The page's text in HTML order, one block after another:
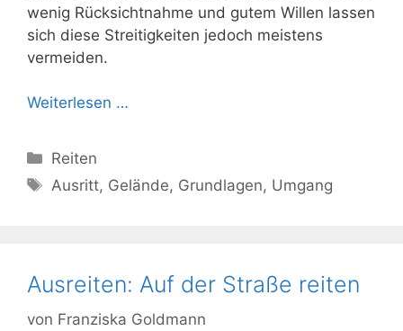
wenig Rücksichtnahme und gutem Willen lassen
sich diese Streitigkeiten jedoch meistens
vermeiden.
Weiterlesen …
Kategorien
Reiten
Schlagwörter
Ausritt, Gelände, Grundlagen, Umgang
Ausreiten: Auf der Straße reiten
von Franziska Goldmann